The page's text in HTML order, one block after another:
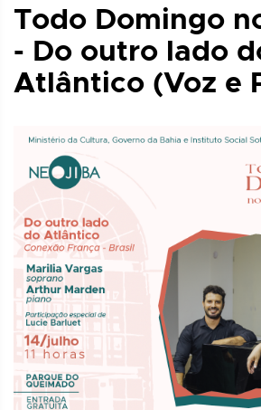
Todo Domingo
- Do outro lado
Atlântico (Voz e